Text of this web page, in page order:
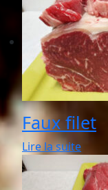
Faux filet
Lire la suite